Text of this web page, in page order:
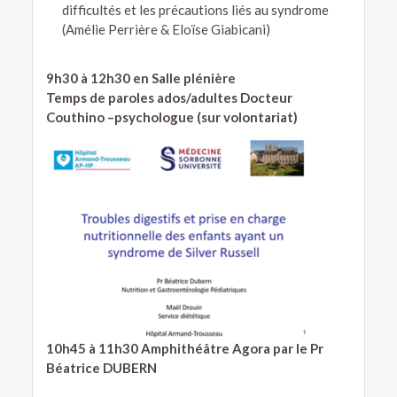
difficultés et les précautions liés au syndrome
(Amélie Perrière & Eloïse Giabicani)
9h30 à 12h30 en Salle plénière
Temps de paroles ados/adultes Docteur
Couthino –psychologue (sur volontariat)
10h45 à 11h30 Amphithéâtre Agora par le Pr
Béatrice DUBERN